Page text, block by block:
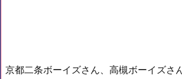
京都二条ボーイズさん、高槻ボーイズさ